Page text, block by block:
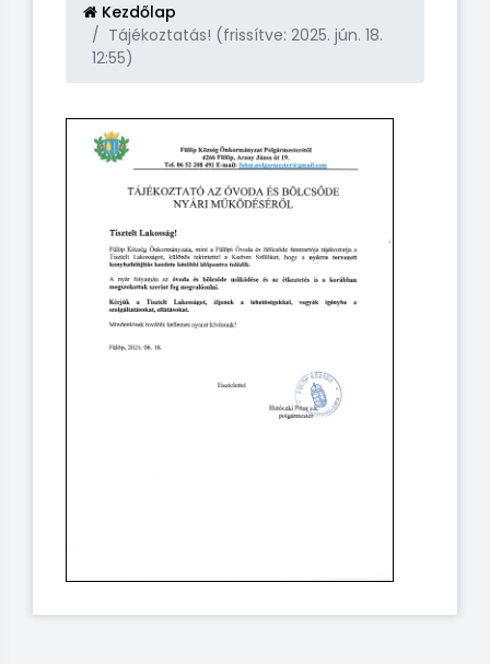
Kezdőlap
Tájékoztatás! (frissítve: 2025. jún. 18.
12:55)